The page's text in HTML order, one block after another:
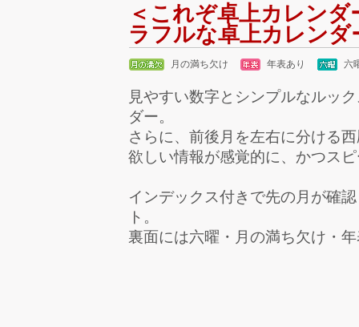
＜これぞ卓上カレン
ラフルな卓上カレンダ
月の満ち欠け 年表あり 六
見やすい数字とシンプルなルッ
ダー。
さらに、前後月を左右に分ける
欲しい情報が感覚的に、かつス
インデックス付きで先の月が確
ト。
裏面には六曜・月の満ち欠け・